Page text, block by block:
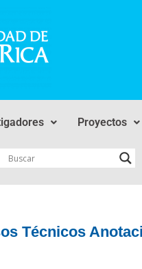
Proyectos
Técnicos